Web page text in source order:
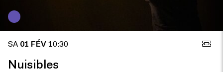
SA 01 FÉV 10:30
Nuisibles